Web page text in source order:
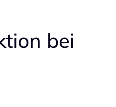
bei